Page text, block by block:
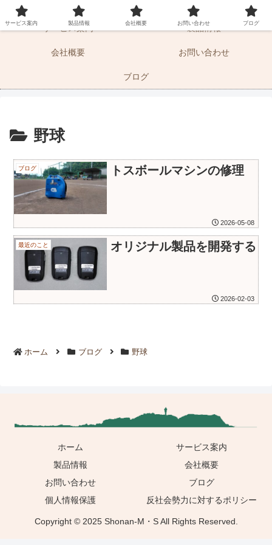
マーケティングサポートとドキュメントの湘南エムエス
サービス案内 製品情報
会社概要 お問い合わせ
ブログ
野球
ブログ トスボールマシンの修理
2026-05-08
最近のこと オリジナル製品を開発する
2026-02-03
ホーム ブログ 野球
ホーム
サービス案内
製品情報
会社概要
お問い合わせ
ブログ
個人情報保護
反社会勢力に対するポリシー
Copyright © 2025 Shonan-M・S All Rights Reserved.
サービス案内 製品情報 会社概要 お問い合わせ ブログ